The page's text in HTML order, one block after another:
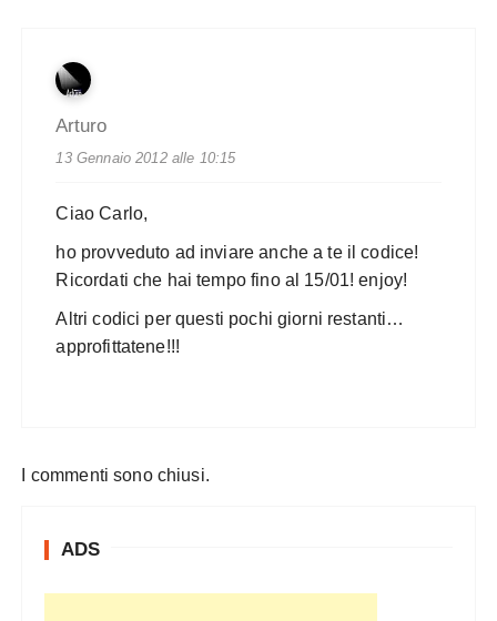
Arturo
13 Gennaio 2012 alle 10:15
Ciao Carlo,
ho provveduto ad inviare anche a te il codice!
Ricordati che hai tempo fino al 15/01! enjoy!
Altri codici per questi pochi giorni restanti…
approfittatene!!!
I commenti sono chiusi.
ADS